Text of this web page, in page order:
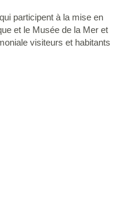
participent à la mise en
et le Musée de la Mer et
visiteurs et habitants